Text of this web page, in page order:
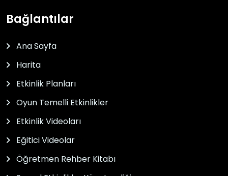
Bağlantılar
Ana Sayfa
Harita
Etkinlik Planları
Oyun Temelli Etkinlikler
Etkinlik Videoları
Eğitici Videolar
Öğretmen Rehber Kitabı